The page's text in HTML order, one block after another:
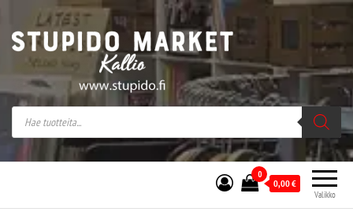
Stupido Market – verkossa ja kivijalassa
Stupido Market on vaihtoehtomusaan
erikoistunut verkko- sekä
kivijalkakauppa Helsingissä Kallion
sydämessä.
Valikko
0
0,00€